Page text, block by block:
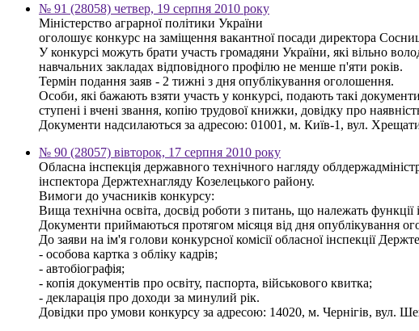
№ 91 (28058) четвер, 19 серпня 2010 року
Міністерство аграрної політики України
оголошує конкурс на заміщення вакантної посади директора
У конкурсі можуть брати участь громадяни України, які вільно
навчальних закладах відповідного профілю не менше п'яти років.
Термін подання заяв - 2 тижні з дня опублікування оголошення.
Особи, які бажають взяти участь у конкурсі, подають такі
ступені і вчені звання, копію трудової книжки, довідку про
Документи надсилаються за адресою: 01001, м. Київ-1, вул.
№ 90 (28057) вівторок, 17 серпня 2010 року
Обласна інспекція державного технічного нагляду
інспектора Держтехнагляду Козелецького району.
Вимоги до учасників конкурсу:
Вища технічна освіта, досвід роботи з питань, що належать
Документи приймаються протягом місяця від дня опублікування
До заяви на ім'я голови конкурсної комісії обласної інспекції
- особова картка з обліку кадрів;
- автобіографія;
- копія документів про освіту, паспорта, військового квитка;
- декларація про доходи за минулий рік.
Довідки про умови конкурсу за адресою: 14020, м. Чернігів, вул.